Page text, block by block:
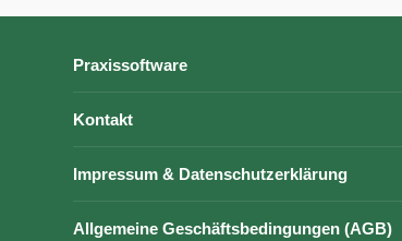
Praxissoftware
Kontakt
Impressum & Datenschutzerklärung
Allgemeine Geschäftsbedingungen (AGB)